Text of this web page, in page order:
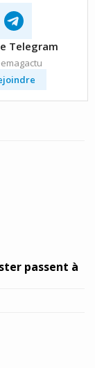
Telegram
passent à